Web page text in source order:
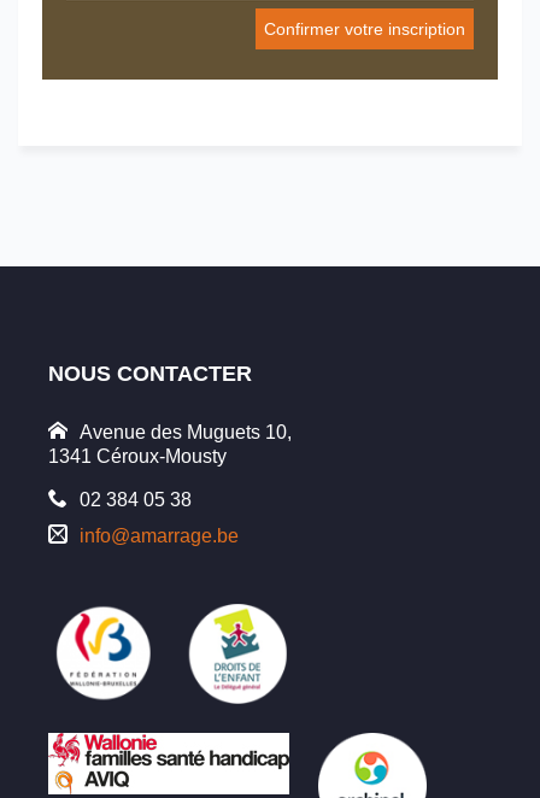
NOUS CONTACTER
Avenue des Muguets 10,
1341 Céroux-Mousty
02 384 05 38
info@amarrage.be